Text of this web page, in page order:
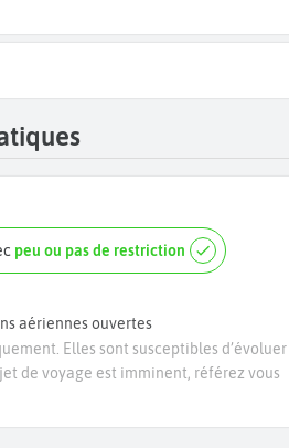
peu ou pas de restriction
aériennes ouvertes
Elles sont susceptibles d’évoluer
de voyage est imminent, référez vous